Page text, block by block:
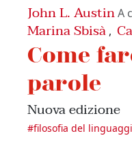
John L. AustinA
Marina Sbisà ,
Come
parole
Nuova edizione
#filosofia del